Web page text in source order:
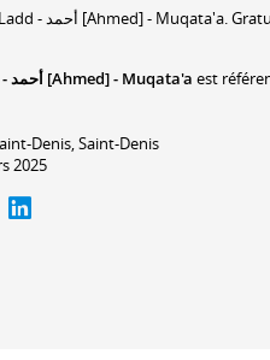
- أحمد [Ahmed] - Muqata'a.
Joy Guidry - Mike Ladd - أحمد [Ahmed] - Muqata'a est
Denis, Saint-Denis
2025